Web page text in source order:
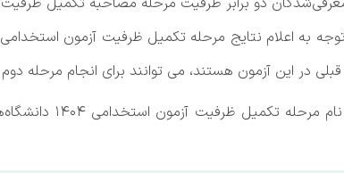
در این آزمون هستند، می توانند برای انجام مرحله
بر این